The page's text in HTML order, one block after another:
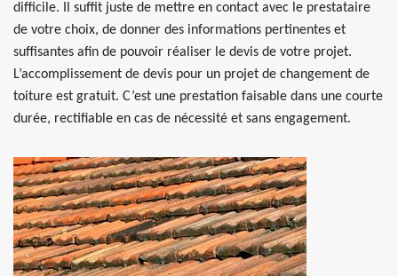
difficile. Il suffit juste de mettre en contact avec le prestataire
de votre choix, de donner des informations pertinentes et
suffisantes afin de pouvoir réaliser le devis de votre projet.
L’accomplissement de devis pour un projet de changement de
toiture est gratuit. C’est une prestation faisable dans une courte
durée, rectifiable en cas de nécessité et sans engagement.